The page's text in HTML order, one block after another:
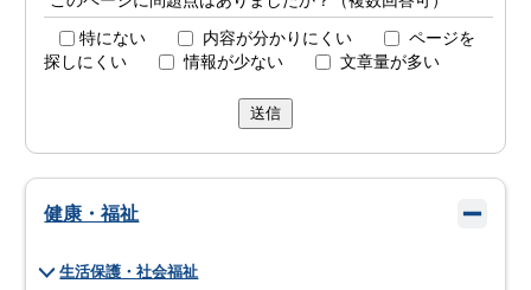
特にない 内容が分かりにくい
ページを
探しにくい
情報が少ない 文章量が多い
送信
健康・福祉
生活保護・社会福祉